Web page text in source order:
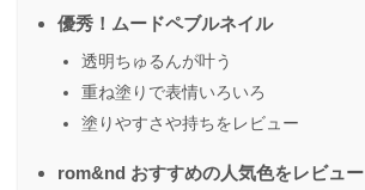
優秀！ムードペブルネイル
透明ちゅるんが叶う
重ね塗りで表情いろいろ
塗りやすさや持ちをレビュー
rom&nd おすすめの人気色をレビュー